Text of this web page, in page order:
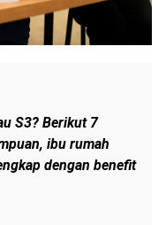
S3? Berikut 7
ibu rumah
dengan benefit